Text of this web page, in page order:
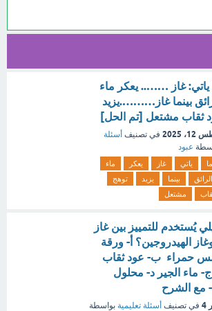
ياتي: غاز …….. يعكر ماء
بينما غاز……….يزيد
ثقاب مشتعل [تم الحل]
2025 في تصنيف أسئلة
عبود
ياتي غاز يعكر
ماء
الرائق بينما يزيد
توهج
مشتعل
يُستخدم للتمييز بين غاز
وغاز الهيدروجين؟ أ- ورقة
حمراء ب- عود ثقاب
ماء الجير د- محلول
- مع الشرح
في تصنيف أسئلة تعليمية بواسطة